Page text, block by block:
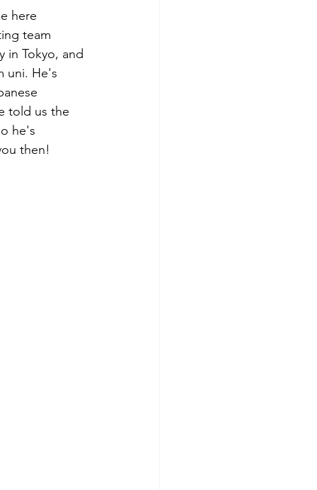
here
team
in Tokyo, and
uni. He's
told us the
he's
then!